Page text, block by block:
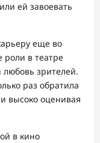
ей завоевать
еще во
роли в театре
любовь зрителей.
раз обратила
высоко оценивая
в кино